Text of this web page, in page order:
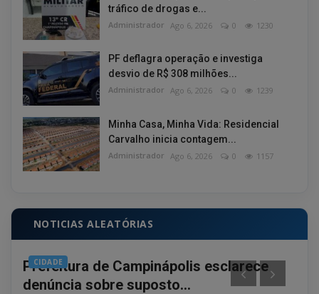
tráfico de drogas e...
Administrador Ago 6, 2026 0 1230
PF deflagra operação e investiga
desvio de R$ 308 milhões...
Administrador Ago 6, 2026 0 1239
Minha Casa, Minha Vida: Residencial
Carvalho inicia contagem...
Administrador Ago 6, 2026 0 1157
NOTICIAS ALEATÓRIAS
CIDADE
Prefeitura de Campinápolis esclarece
denúncia sobre suposto...